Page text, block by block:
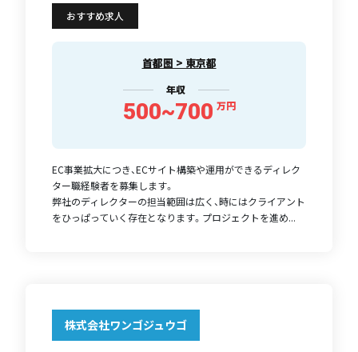
おすすめ求人
首都圏 > 東京都
年収
500~700 万円
EC事業拡大につき、ECサイト構築や運用ができるディレク
ター職経験者を募集します。
弊社のディレクターの担当範囲は広く、時にはクライアント
をひっぱっていく存在となります。プロジェクトを進め...
株式会社ワンゴジュウゴ